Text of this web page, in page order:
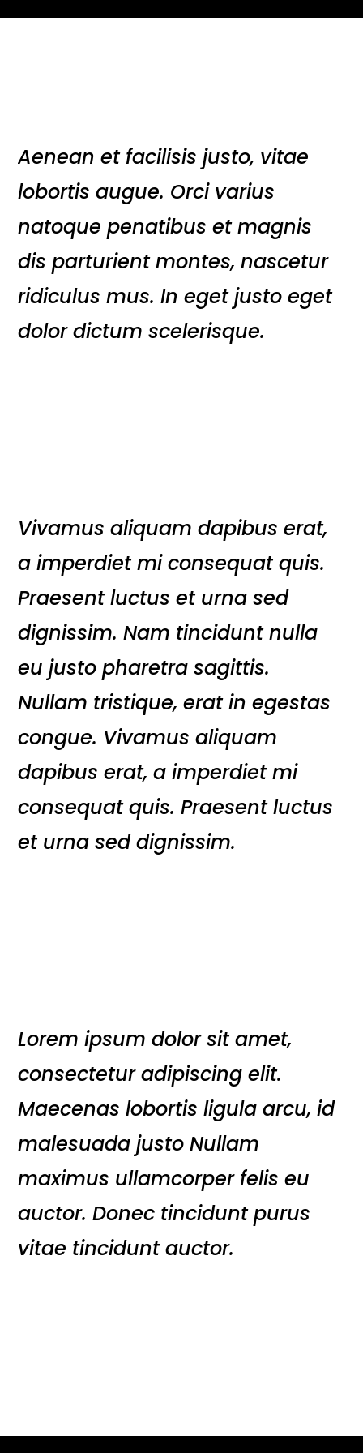
Aenean et facilisis justo, vitae
lobortis augue. Orci varius
natoque penatibus et magnis
dis parturient montes, nascetur
ridiculus mus. In eget justo eget
dolor dictum scelerisque.
Vivamus aliquam dapibus erat,
a imperdiet mi consequat quis.
Praesent luctus et urna sed
dignissim. Nam tincidunt nulla
eu justo pharetra sagittis.
Nullam tristique, erat in egestas
congue. Vivamus aliquam
dapibus erat, a imperdiet mi
consequat quis. Praesent luctus
et urna sed dignissim.
Lorem ipsum dolor sit amet,
consectetur adipiscing elit.
Maecenas lobortis ligula arcu, id
malesuada justo Nullam
maximus ullamcorper felis eu
auctor. Donec tincidunt purus
vitae tincidunt auctor.